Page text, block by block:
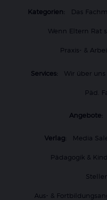
Kategorien: Das
Wenn Eltern Rat
Praxis- &
Services: Wir über uns
Päd.
Angebote:
Verlag: Media
Pädagogik &
Aus- &